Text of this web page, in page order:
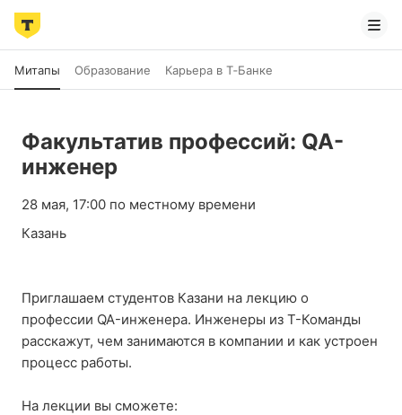
Митапы Образование Карьера в Т‑Банке
Факультатив профессий: QA-
инженер
28 мая, 17:00 по местному времени
Казань
Приглашаем студентов Казани на лекцию о
профессии QA-инженера. Инженеры из Т-Команды
расскажут, чем занимаются в компании и как устроен
процесс работы.
На лекции вы сможете: